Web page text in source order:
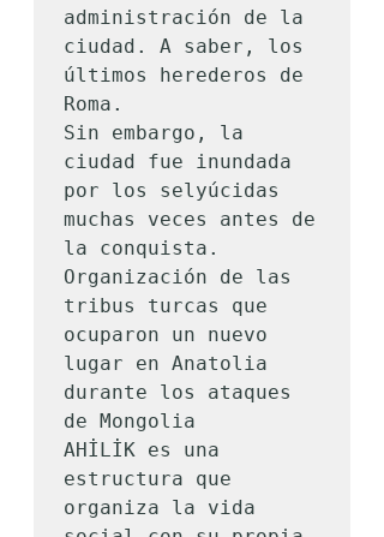
administración de la
ciudad. A saber, los
últimos herederos de
Roma.
Sin embargo, la
ciudad fue inundada
por los selyúcidas
muchas veces antes de
la conquista.
Organización de las
tribus turcas que
ocuparon un nuevo
lugar en Anatolia
durante los ataques
de Mongolia
AHİLİK es una
estructura que
organiza la vida